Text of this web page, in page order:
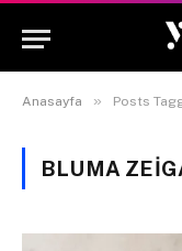
Anasayfa » Posts
BLUMA